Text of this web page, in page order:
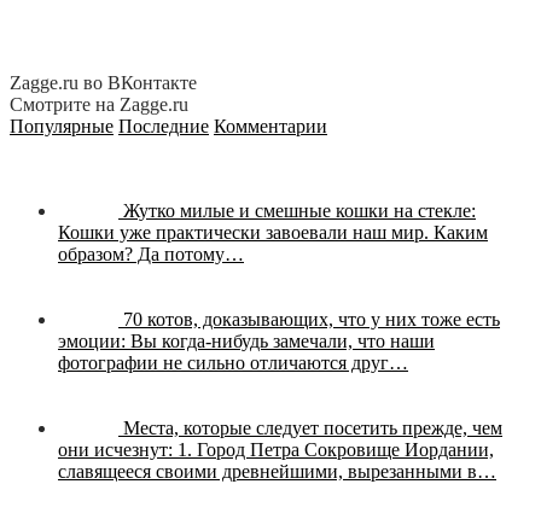
Zagge.ru во ВКонтакте
Смотрите на Zagge.ru
Популярные Последние Комментарии
Жутко милые и смешные кошки на стекле:
Кошки уже практически завоевали наш мир. Каким
образом? Да потому…
70 котов, доказывающих, что у них тоже есть
эмоции: Вы когда-нибудь замечали, что наши
фотографии не сильно отличаются друг…
Места, которые следует посетить прежде, чем
они исчезнут: 1. Город Петра Сокровище Иордании,
славящееся своими древнейшими, вырезанными в…